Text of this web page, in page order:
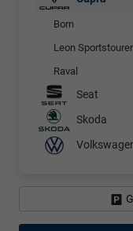
Born
Leon Sportstourer
Raval
Seat
Skoda